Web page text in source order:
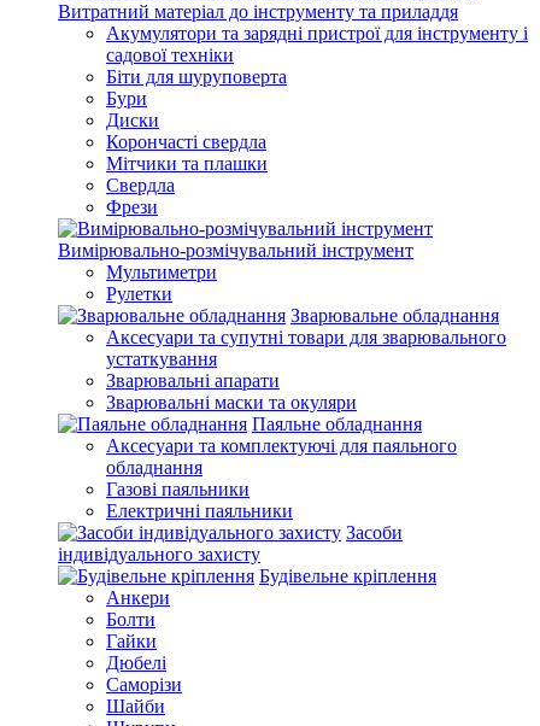
Витратний матеріал до інструменту та приладдя
Акумулятори та зарядні пристрої для інструменту і
садової техніки
Біти для шуруповерта
Бури
Диски
Корончасті свердла
Мітчики та плашки
Свердла
Фрези
Вимірювально-розмічувальний інструмент
Мультиметри
Рулетки
Зварювальне обладнання
Аксесуари та супутні товари для зварювального
устаткування
Зварювальні апарати
Зварювальні маски та окуляри
Паяльне обладнання
Аксесуари та комплектуючі для паяльного
обладнання
Газові паяльники
Електричні паяльники
Засоби
індивідуального захисту
Будівельне кріплення
Анкери
Болти
Гайки
Дюбелі
Саморізи
Шайби